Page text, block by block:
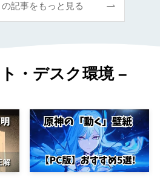
の記事をもっと見る
・デスク環境 –